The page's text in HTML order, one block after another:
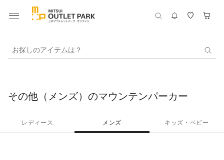
お探しのアイテムは？
その他（メンズ）のマウンテンパーカー
レディース メンズ キッズ・ベビー